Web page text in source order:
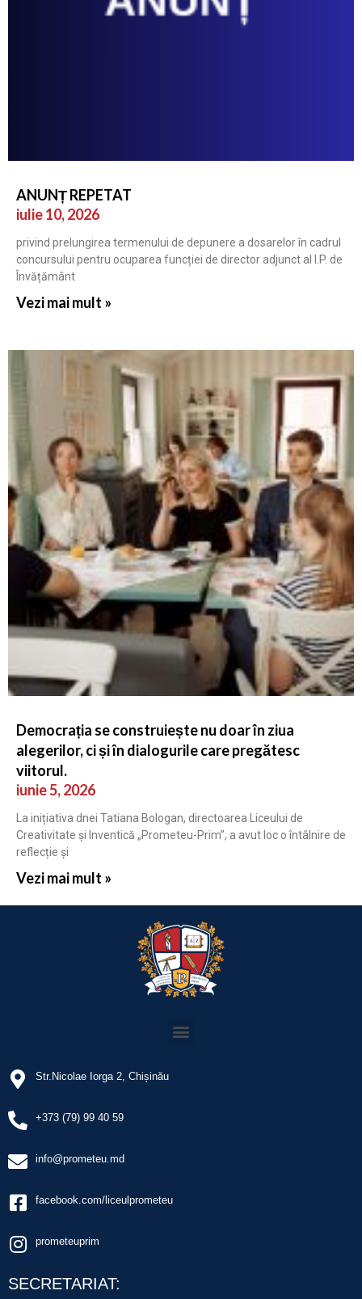
ANUNȚ REPETAT
iulie 10, 2026
privind prelungirea termenului de depunere a dosarelor în cadrul
concursului pentru ocuparea funcției de director adjunct al I.P. de
Învățământ
Vezi mai mult »
Democrația se construiește nu doar în ziua
alegerilor, ci și în dialogurile care pregătesc
viitorul.
iunie 5, 2026
La inițiativa dnei Tatiana Bologan, directoarea Liceului de
Creativitate și Inventică „Prometeu-Prim”, a avut loc o întâlnire de
reflecție și
Vezi mai mult »
Str.Nicolae Iorga 2, Chișinău
+373 (79) 99 40 59
info@prometeu.md
facebook.com/liceulprometeu
prometeuprim
SECRETARIAT: